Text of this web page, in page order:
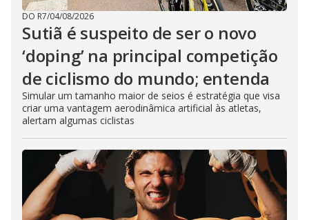
DO R7/04/08/2026
Sutiã é suspeito de ser o novo
‘doping’ na principal competição
de ciclismo do mundo; entenda
Simular um tamanho maior de seios é estratégia que visa
criar uma vantagem aerodinâmica artificial às atletas,
alertam algumas ciclistas